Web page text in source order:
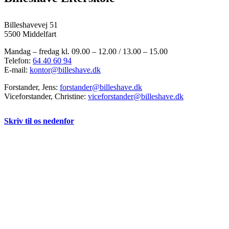
Billeshavevej 51
5500 Middelfart
Mandag – fredag kl. 09.00 – 12.00 / 13.00 – 15.00
Telefon: 64 40 60 94
E-mail: kontor@billeshave.dk
Forstander, Jens: forstander@billeshave.dk
Viceforstander, Christine: viceforstander@billeshave.dk
Skriv til os nedenfor